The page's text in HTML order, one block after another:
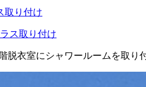
ス取り付け
脱衣室にシャワールームを取